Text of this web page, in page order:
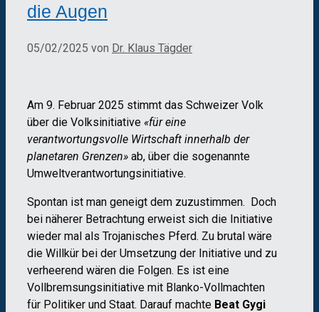
die Augen
05/02/2025 von Dr. Klaus Tägder
Am 9. Februar 2025 stimmt das Schweizer Volk
über die Volksinitiative «für eine
verantwortungsvolle Wirtschaft innerhalb der
planetaren Grenzen» ab, über die sogenannte
Umweltverantwortungsinitiative.
Spontan ist man geneigt dem zuzustimmen. Doch
bei näherer Betrachtung erweist sich die Initiative
wieder mal als Trojanisches Pferd. Zu brutal wäre
die Willkür bei der Umsetzung der Initiative und zu
verheerend wären die Folgen. Es ist eine
Vollbremsungsinitiative mit Blanko-Vollmachten
für Politiker und Staat. Darauf machte Beat Gygi